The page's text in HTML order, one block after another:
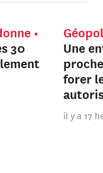
30
Une
forer
il y a 17